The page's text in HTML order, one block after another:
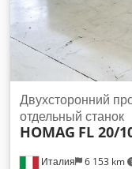
Италия 6 153 km
Двухсторонний
отдельный станок
HOMAG FL 20/